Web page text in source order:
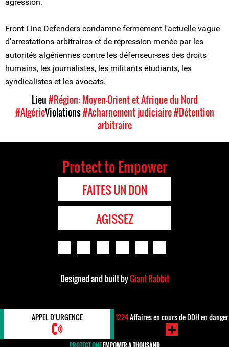
Front Line Defenders condamne fermement l'actuelle vague
d'arrestations arbitraires et de répression menée par les
autorités algériennes contre les défenseur-ses des droits
humains, les journalistes, les militants étudiants, les
syndicalistes et les avocats.
Lieu#Région: Moyen-Orient et Afrique du Nord
#AlgérieViolations#Acharnement judiciaire#Détention
arbitraire
Protect to Empower
FAITES UN DON
AGISSEZ
Designed and built byGiant Rabbit
APPEL D'URGENCE 1224Affaires en cours de DDH en danger
PROTECT ONEEMPOWER A THOUSAND